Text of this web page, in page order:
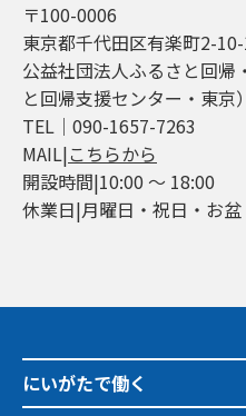
〒100-0006
東京都千代田区有楽町2-
公益社団法人ふるさと回帰
と回帰支援センター・東京
TEL│090-1657-7263
MAIL|こちらから
開設時間|10:00 ～ 18:00
休業日|月曜日・祝日・お
にいがたで働く